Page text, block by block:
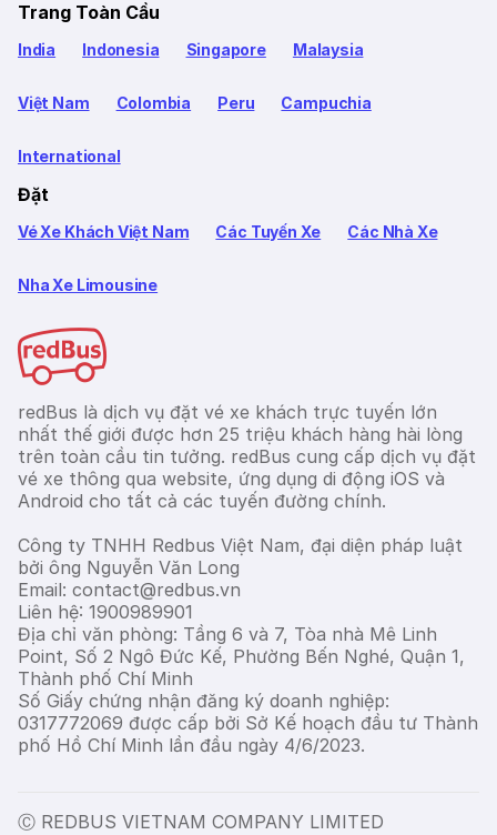
Trang Toàn Cầu
India Indonesia Singapore Malaysia
Việt Nam Colombia Peru Campuchia
International
Đặt
Vé Xe Khách Việt Nam Các Tuyến Xe Các Nhà Xe
Nha Xe Limousine
redBus là dịch vụ đặt vé xe khách trực tuyến lớn
nhất thế giới được hơn 25 triệu khách hàng hài lòng
trên toàn cầu tin tưởng. redBus cung cấp dịch vụ đặt
vé xe thông qua website, ứng dụng di động iOS và
Android cho tất cả các tuyến đường chính.
Công ty TNHH Redbus Việt Nam, đại diện pháp luật
bởi ông Nguyễn Văn Long
Email: contact@redbus.vn
Liên hệ: 1900989901
Địa chỉ văn phòng: Tầng 6 và 7, Tòa nhà Mê Linh
Point, Số 2 Ngô Đức Kế, Phường Bến Nghé, Quận 1,
Thành phố Chí Minh
Số Giấy chứng nhận đăng ký doanh nghiệp:
0317772069 được cấp bởi Sở Kế hoạch đầu tư Thành
phố Hồ Chí Minh lần đầu ngày 4/6/2023.
Ⓒ REDBUS VIETNAM COMPANY LIMITED